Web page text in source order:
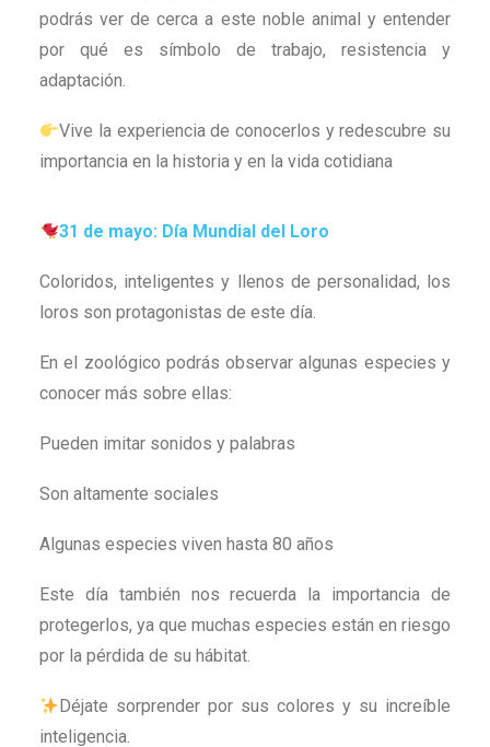
podrás ver de cerca a este noble animal y entender
por qué es símbolo de trabajo, resistencia y
adaptación.
Vive la experiencia de conocerlos y redescubre su
importancia en la historia y en la vida cotidiana
31 de mayo: Día Mundial del Loro
Coloridos, inteligentes y llenos de personalidad, los
loros son protagonistas de este día.
En el zoológico podrás observar algunas especies y
conocer más sobre ellas:
Pueden imitar sonidos y palabras
Son altamente sociales
Algunas especies viven hasta 80 años
Este día también nos recuerda la importancia de
protegerlos, ya que muchas especies están en riesgo
por la pérdida de su hábitat.
Déjate sorprender por sus colores y su increíble
inteligencia.